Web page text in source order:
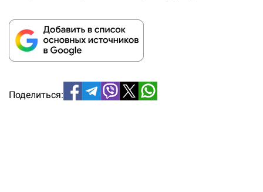
Поделиться: